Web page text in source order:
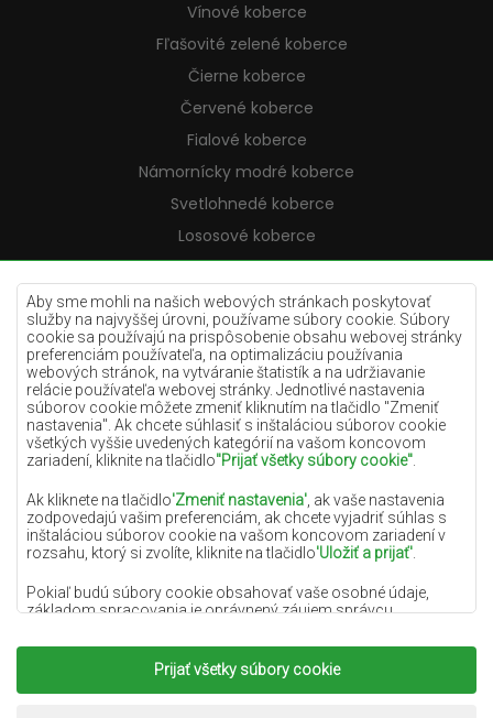
Aby sme mohli na našich webových stránkach poskytovať
služby na najvyššej úrovni, používame súbory cookie. Súbory
cookie sa používajú na prispôsobenie obsahu webovej stránky
preferenciám používateľa, na optimalizáciu používania
webových stránok, na vytváranie štatistík a na udržiavanie
relácie používateľa webovej stránky. Jednotlivé nastavenia
súborov cookie môžete zmeniť kliknutím na tlačidlo "Zmeniť
nastavenia". Ak chcete súhlasiť s inštaláciou súborov cookie
všetkých vyššie uvedených kategórií na vašom koncovom
zariadení, kliknite na tlačidlo"Prijať všetky súbory cookie"
Ak kliknete na tlačidlo'Zmeniť nastavenia' , ak vaše nastavenia
zodpovedajú vašim preferenciám, ak chcete vyjadriť súhlas s
inštaláciou súborov cookie na vašom koncovom zariadení v
rozsahu, ktorý si zvolíte, kliknite na tlačidlo'Uložiť a prijať'
Pokiaľ budú súbory cookie obsahovať vaše osobné údaje,
základom spracovania je oprávnený záujem správcu
podobe poskytovania vysokokvalitných služieb na našej
webovej stránke a marketingových aktivít správcu osobných
údajov a jeho dôveryhodných partnerov.
Prijať všetky súbory cookie
Vínové koberce
Fľašovité zelené koberce
Čierne koberce
Červené koberce
Fialové koberce
Námornícky modré koberce
Svetlohnedé koberce
Lososové koberce
Krémové koberce
Lilac koberce
Žlté koberce
Mätové koberce
Modré koberce
Oranžové koberce
Ružové koberce
Šedé koberce
Terakotové koberce
Zelené koberce
Zlaté koberce
Copyright 2022Koberce Chemex.Všetky práva